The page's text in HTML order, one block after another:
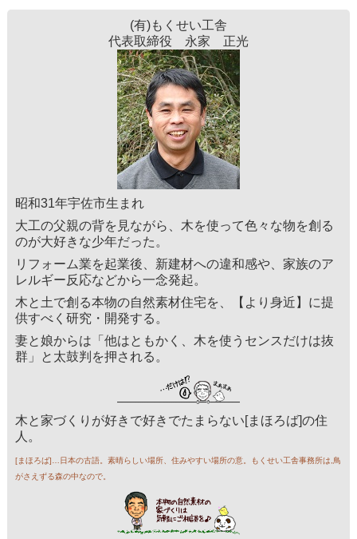
(有)もくせい工舎
代表取締役 永家 正光
昭和31年宇佐市生まれ
大工の父親の背を見ながら、木を使って色々な物を創る
のが大好きな少年だった。
リフォーム業を起業後、新建材への違和感や、家族のア
レルギー反応などから一念発起。
木と土で創る本物の自然素材住宅を、【より身近】に提
供すべく研究・開発する。
妻と娘からは「他はともかく、木を使うセンスだけは抜
群」と太鼓判を押される。
木と家づくりが好きで好きでたまらない[まほろば]の住
人。
[まほろば]…日本の古語。素晴らしい場所、住みやすい場所の意。もくせい工舎事務所は,鳥
がさえずる森の中なので。